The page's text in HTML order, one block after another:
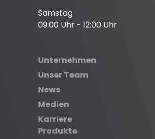
Samstag
09:00 Uhr - 12:00 Uhr
Unternehmen
Unser Team
News
Medien
Karriere
Produkte